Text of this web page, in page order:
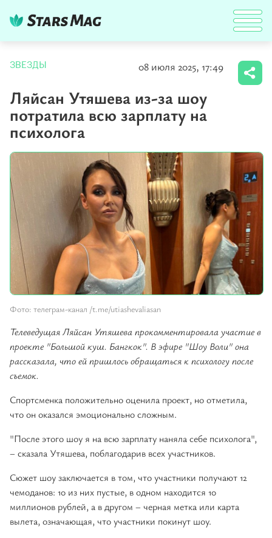
ЗВЕЗДЫ 08 июля 2025, 17:49
Ляйсан Утяшева из-за шоу
потратила всю зарплату на
психолога
Фото: телеграм-канал /t.me/utiashevaliasan
Телеведущая Ляйсан Утяшева прокомментировала участие в
проекте "Большой куш. Бангкок". В эфире "Шоу Воли" она
рассказала, что ей пришлось обращаться к психологу после
съемок.
Спортсменка положительно оценила проект, но отметила,
что он оказался эмоционально сложным.
"После этого шоу я на всю зарплату наняла себе психолога",
– сказала Утяшева, поблагодарив всех участников.
Сюжет шоу заключается в том, что участники получают 12
чемоданов: 10 из них пустые, в одном находится 10
миллионов рублей, а в другом – черная метка или карта
вылета, означающая, что участники покинут шоу.